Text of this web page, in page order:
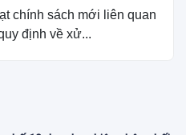
chính sách mới liên quan
định về xử...